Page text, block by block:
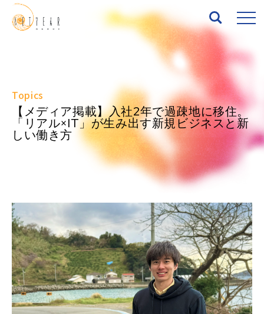
About
Services
News
Seminar
IR
Company
Topics
【メディア掲載】入社2年で過疎地に移住。
「リアル×IT」が生み出す新規ビジネスと新
しい働き方